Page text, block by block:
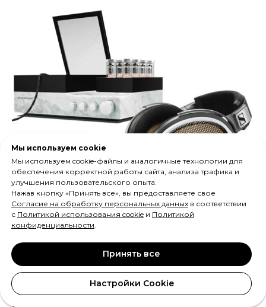
Мы используем cookie
Мы используем cookie-файлы и аналогичные технологии для
обеспечения корректной работы сайта, анализа трафика и
улучшения пользовательского опыта.
Нажав кнопку «Принять все», вы предоставляете свое
Согласие на обработку персональных данных в соответствии
с Политикой использования cookie и Политикой
конфиденциальности.
Принять все
Настройки Cookie
Sennheiser HE-1- второе поколение легендарного
Orpheus, представляющее собой
интегрированную систему наушников и
Диафрагма
: Толщиной 2,4 микрона с
платиновым напылением.
Выходные каскады: Расположены